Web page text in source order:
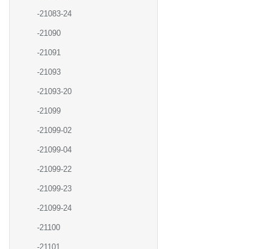
-21083-24
-21090
-21091
-21093
-21093-20
-21099
-21099-02
-21099-04
-21099-22
-21099-23
-21099-24
-21100
-21101